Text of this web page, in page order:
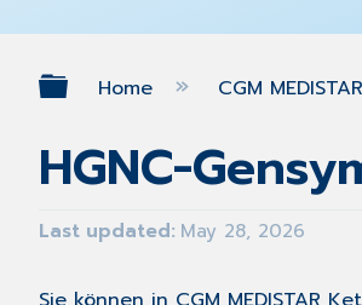
Expand/collapse
Home CGM MEDISTAR
HGNC-
Last updated May 28, 2026